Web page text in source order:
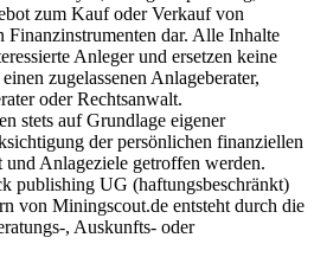
zum Kauf oder Verkauf von
Finanzinstrumenten dar. Alle Inhalte
Anleger und ersetzen keine
zugelassenen Anlageberater,
oder Rechtsanwalt.
stets auf Grundlage eigener
der persönlichen finanziellen
Anlageziele getroffen werden.
publishing UG (haftungsbeschränkt)
von Miningscout.de entsteht durch die
, Auskunfts- oder